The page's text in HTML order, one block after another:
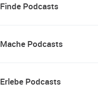
Finde Podcasts
Mache Podcasts
Erlebe Podcasts